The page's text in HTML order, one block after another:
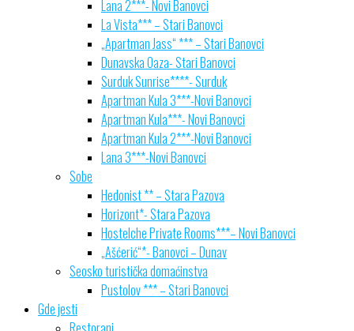
Lana 2***- Novi Banovci
La Vista*** – Stari Banovci
„Apartman Jass“ *** – Stari Banovci
Dunavska Oaza- Stari Banovci
Surduk Sunrise****- Surduk
Apartman Kula 3***-Novi Banovci
Apartman Kula***- Novi Banovci
Apartman Kula 2***-Novi Banovci
Lana 3***-Novi Banovci
Sobe
Hedonist ** – Stara Pazova
Horizont*- Stara Pazova
Hostelche Private Rooms***– Novi Banovci
„Ašćerić“*- Banovci – Dunav
Seosko turistička domaćinstva
Pustolov *** – Stari Banovci
Gde jesti